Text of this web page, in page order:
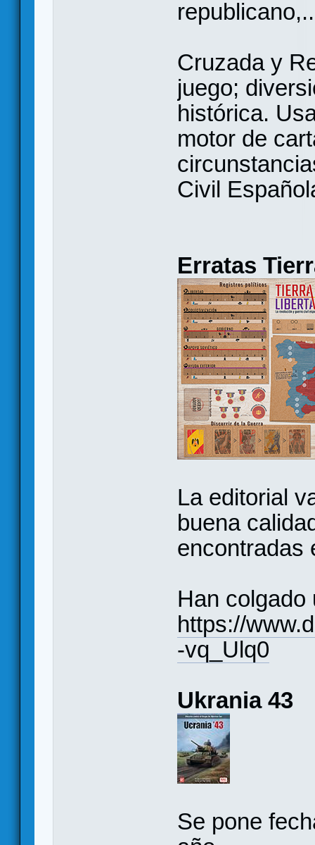
Cruzada y
juego;
histórica.
motor de
Civil
Erratas
La editorial
buena
encontradas
Han colgado
https://
-vq_Ulq0
Ukrania 43
Se pone